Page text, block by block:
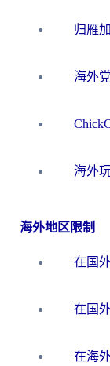
海外地区限制